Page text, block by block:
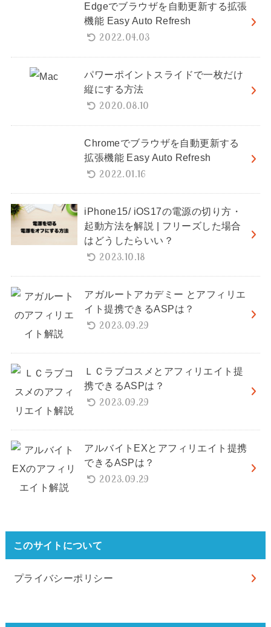
Edgeでブラウザを自動更新する拡張
機能 Easy Auto Refresh
2022.04.03
パワーポイントスライドで一枚だけ
縦にする方法
2020.08.10
Chromeでブラウザを自動更新する
拡張機能 Easy Auto Refresh
2022.01.16
iPhone15/ iOS17の電源の切り方・
起動方法を解説 | フリーズした場合
はどうしたらいい？
2023.10.18
アガルートアカデミー とアフィリエ
イト提携できるASPは？
2023.09.29
ＬＣラブコスメとアフィリエイト提
携できるASPは？
2023.09.29
アルバイトEXとアフィリエイト提携
できるASPは？
2023.09.29
このサイトについて
プライバシーポリシー